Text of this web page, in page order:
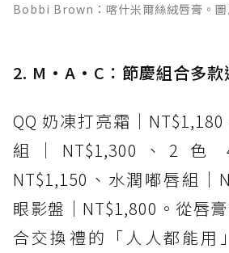
Bobbi Brown：喀什米爾絲絨唇膏。圖
2. M·A·C：節慶組合多款
QQ 奶凍打亮霜｜
組｜NT$1,300、2 色
NT$1,150、水潤嘟唇組｜
眼影盤｜NT$1,800。從唇
合交換禮的「人人都能用